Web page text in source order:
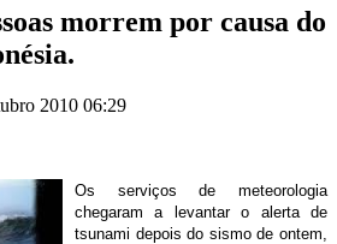
morrem por causa do
2010 06:29
Os serviços de meteorologia
chegaram a levantar o alerta de
tsunami depois do sismo de ontem,